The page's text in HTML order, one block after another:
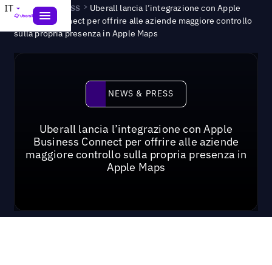
IT News & Press > Uberall lancia l’integrazione con Apple
Business Connect per offrire alle aziende maggiore controllo
sulla propria presenza in Apple Maps
News & Press
NEWS & PRESS
Uberall lancia l’integrazione con Apple
Business Connect per offrire alle aziende
maggiore controllo sulla propria presenza in
Apple Maps